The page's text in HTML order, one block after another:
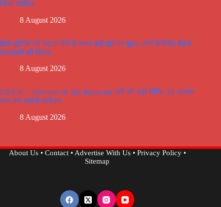
किया शामिल..
8 August 2026
ईको टूरिज्म को बढ़ावा देने के साथ कई मूद्दो पर मूहर, जानें कैबिनेट बैठक
प्रस्तावों की लिस्ट
8 August 2026
UKPSC : Revenue & Tax Inspector भर्ती की बढ़ी तिथि, 18 अगस्त
तक कर सकते आवेदन..
8 August 2026
About Us• Contact•Advertise With Us• Privacy Policy•
Sitemap